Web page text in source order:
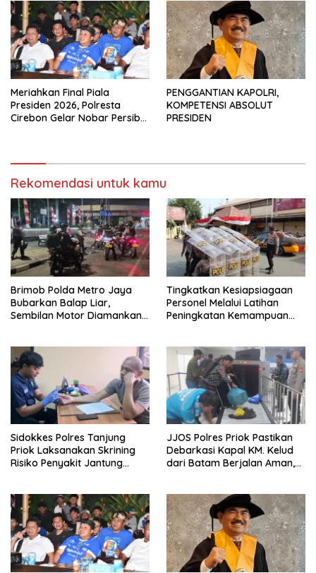
Meriahkan Final Piala
Presiden 2026, Polresta
Cirebon Gelar Nobar Persib
PENGGANTIAN KAPOLRI,
KOMPETENSI ABSOLUT
PRESIDEN
Rekomendasi untuk kamu
Brimob Polda Metro Jaya
Bubarkan Balap Liar,
Sembilan Motor Diamankan
Tingkatkan Kesiapsiagaan
Personel Melalui Latihan
Peningkatan Kemampuan
Sidokkes Polres Tanjung
Priok Laksanakan Skrining
Risiko Penyakit Jantung
JJOS Polres Priok Pastikan
Debarkasi Kapal KM. Kelud
dari Batam Berjalan Aman,